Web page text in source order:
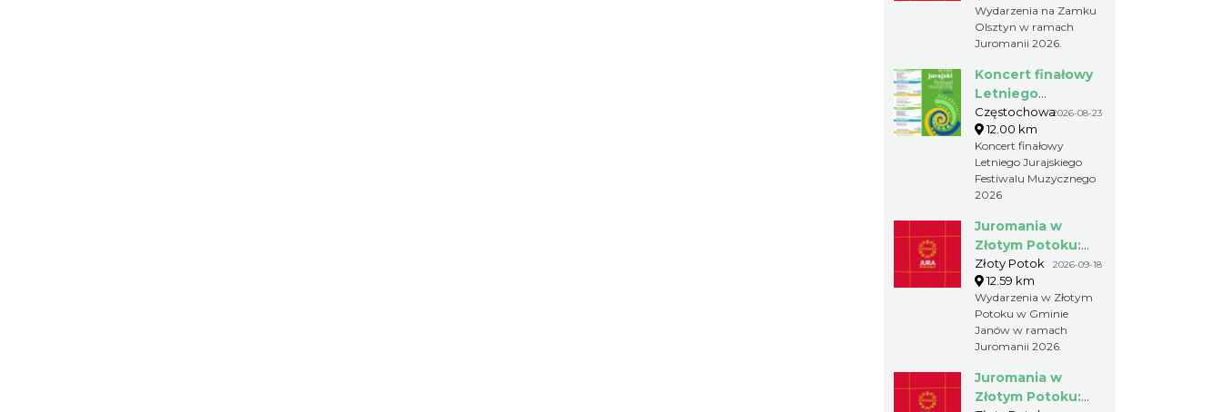
Wydarzenia na Zamku
Olsztyn w ramach
Juromanii 2026.
Koncert finałowy
Letniego
Jurajskiego
Festiwalu
Muzycznego 2026
Częstochowa2026-08-23
12.00 km
Koncert finałowy
Letniego Jurajskiego
Festiwalu Muzycznego
2026
Juromania w
Złotym Potoku:
18.09.2026
(piątek)
Złoty Potok 2026-09-18
12.59 km
Wydarzenia w Złotym
Potoku w Gminie
Janów w ramach
Juromanii 2026.
Juromania w
Złotym Potoku: